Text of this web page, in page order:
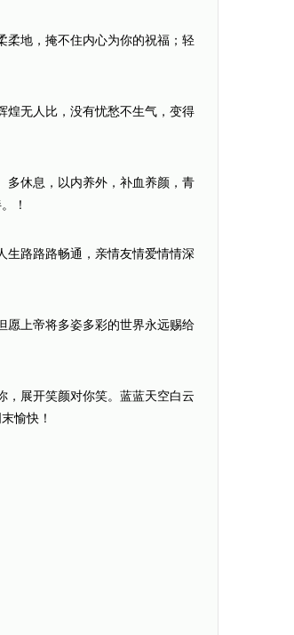
柔地，掩不住内心为你的祝福；轻
煌无人比，没有忧愁不生气，变得
休息，以内养外，补血养颜，青
！
生路路路畅通，亲情友情爱情情深
愿上帝将多姿多彩的世界永远赐给
，展开笑颜对你笑。蓝蓝天空白云
愉快！